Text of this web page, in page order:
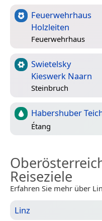
Feuerwehrhaus
Holzleiten
Feuerwehrhaus
Swietelsky
Kieswerk Naarn
Steinbruch
Habershuber
Étang
Reiseziele
Erfahren Sie mehr über
Linz